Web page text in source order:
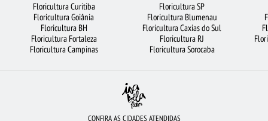
BUQUÊ DE 20 ROSAS VERMELHAS ORQUÍDEAS
FLORICULTURA SÃO JOSÉ DOS CAMPOS FLORICULTURA PORTO ALEGRE
FLORES DO CAMPO
FLORICULTURA CAMPINAS
Floricultura Curitiba
Floricultura Goiânia
Floricultura BH
Floricultura Fortaleza
Floricultura Campinas
Floricultura SP
Floricultura Blumenau
Floricultura Caxias do Sul
Floricultura RJ
Floricultura Sorocaba
CONFIRA AS CIDADES ATENDIDAS